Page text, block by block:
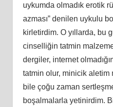
uykumda olmadık erotik
azması” denilen uykulu
kirletirdim. O yıllarda, bu
cinselliğin tatmin
dergiler, internet
tatmin olur, minicik aletim
bile çoğu zaman
boşalmalarla yetinirdim.